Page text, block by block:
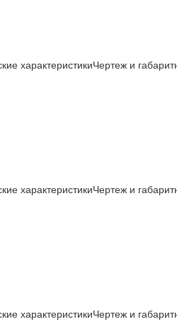
характеристикиЧертеж и
характеристикиЧертеж и
характеристикиЧертеж и